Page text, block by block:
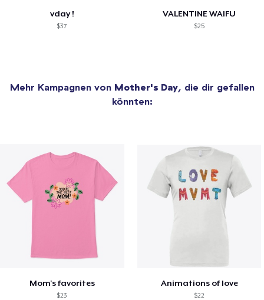
vday !
$37
VALENTINE WAIFU
$25
Mehr Kampagnen von Mother's Day, die dir gefallen
könnten:
Mom's favorites
$23
Animations of love
$22